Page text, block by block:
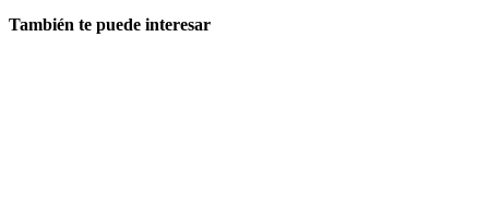
También te puede interesar